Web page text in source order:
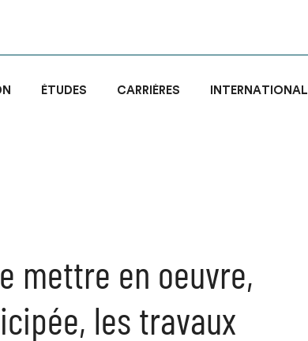
ÉTUDES CARRIÈRES INTERNATIONAL
mettre en oeuvre,
les travaux